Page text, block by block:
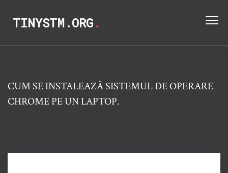
TINYSTM.ORG.
CUM SE INSTALEAZĂ SISTEMUL DE OPERARE
CHROME PE UN LAPTOP.